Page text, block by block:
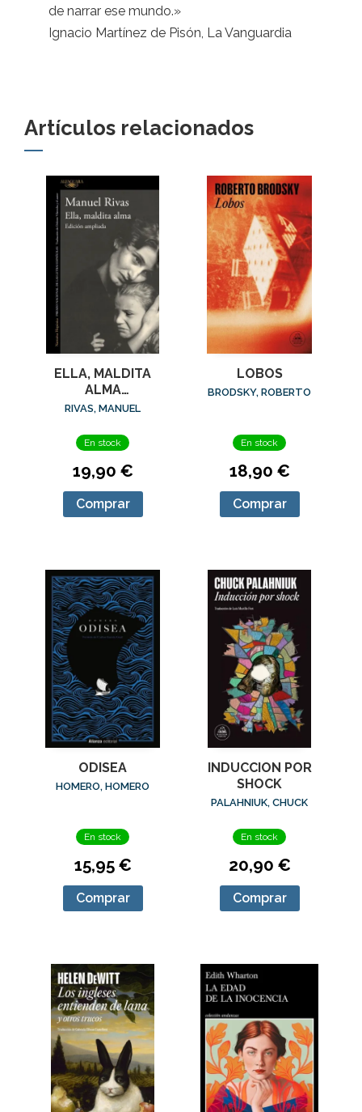
de narrar ese mundo.»
Ignacio Martínez de Pisón, La Vanguardia
Artículos relacionados
ELLA, MALDITA
ALMA
(ED.AMPLIADA)
RIVAS, MANUEL
En stock
19,90 €
Comprar
LOBOS
BRODSKY, ROBERTO
En stock
18,90 €
Comprar
ODISEA
HOMERO, HOMERO
En stock
15,95 €
Comprar
INDUCCION POR
SHOCK
PALAHNIUK, CHUCK
En stock
20,90 €
Comprar